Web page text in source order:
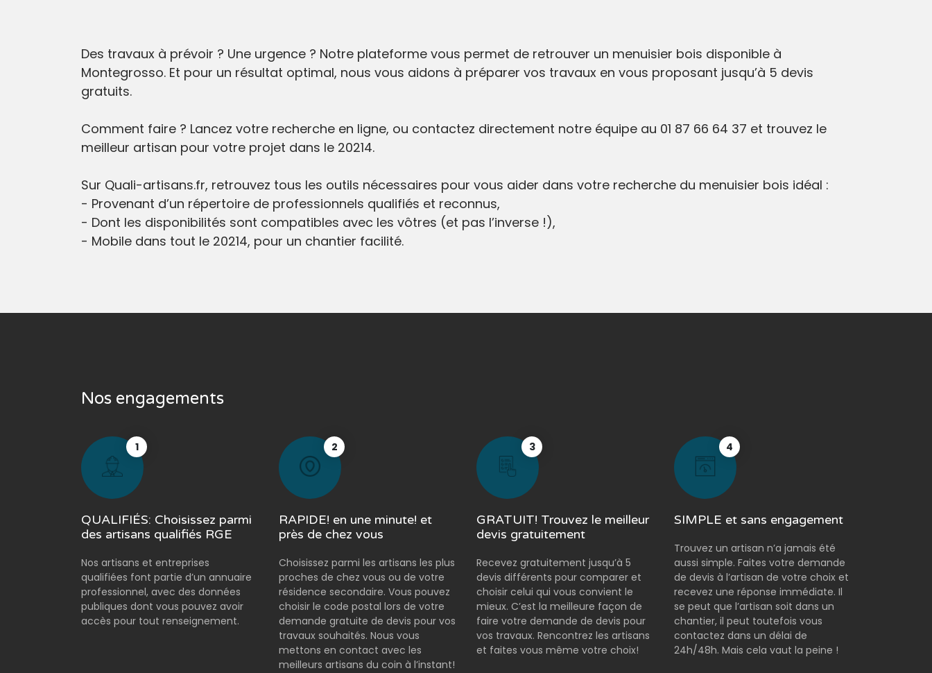
Des travaux à prévoir ? Une urgence ? Notre plateforme vous permet de retrouver un menuisier bois disponible à
Montegrosso. Et pour un résultat optimal, nous vous aidons à préparer vos travaux en vous proposant jusqu’à 5 devis
gratuits.
Comment faire ? Lancez votre recherche en ligne, ou contactez directement notre équipe au 01 87 66 64 37 et trouvez le
meilleur artisan pour votre projet dans le 20214.
Sur Quali-artisans.fr, retrouvez tous les outils nécessaires pour vous aider dans votre recherche du menuisier bois idéal :
- Provenant d’un répertoire de professionnels qualifiés et reconnus,
- Dont les disponibilités sont compatibles avec les vôtres (et pas l’inverse !),
- Mobile dans tout le 20214, pour un chantier facilité.
Nos engagements
1
QUALIFIÉS: Choisissez parmi
des artisans qualifiés RGE
Nos artisans et entreprises
qualifiées font partie d’un annuaire
professionnel, avec des données
publiques dont vous pouvez avoir
accès pour tout renseignement.
2
RAPIDE! en une minute! et
près de chez vous
Choisissez parmi les artisans les plus
proches de chez vous ou de votre
résidence secondaire. Vous pouvez
choisir le code postal lors de votre
demande gratuite de devis pour vos
travaux souhaités. Nous vous
mettons en contact avec les
meilleurs artisans du coin à l’instant!
3
GRATUIT! Trouvez le meilleur
devis gratuitement
Recevez gratuitement jusqu’à 5
devis différents pour comparer et
choisir celui qui vous convient le
mieux. C’est la meilleure façon de
faire votre demande de devis pour
vos travaux. Rencontrez les artisans
et faites vous même votre choix!
4
SIMPLE et sans engagement
Trouvez un artisan n’a jamais été
aussi simple. Faites votre demande
de devis à l’artisan de votre choix et
recevez une réponse immédiate. Il
se peut que l’artisan soit dans un
chantier, il peut toutefois vous
contactez dans un délai de
24h/48h. Mais cela vaut la peine !